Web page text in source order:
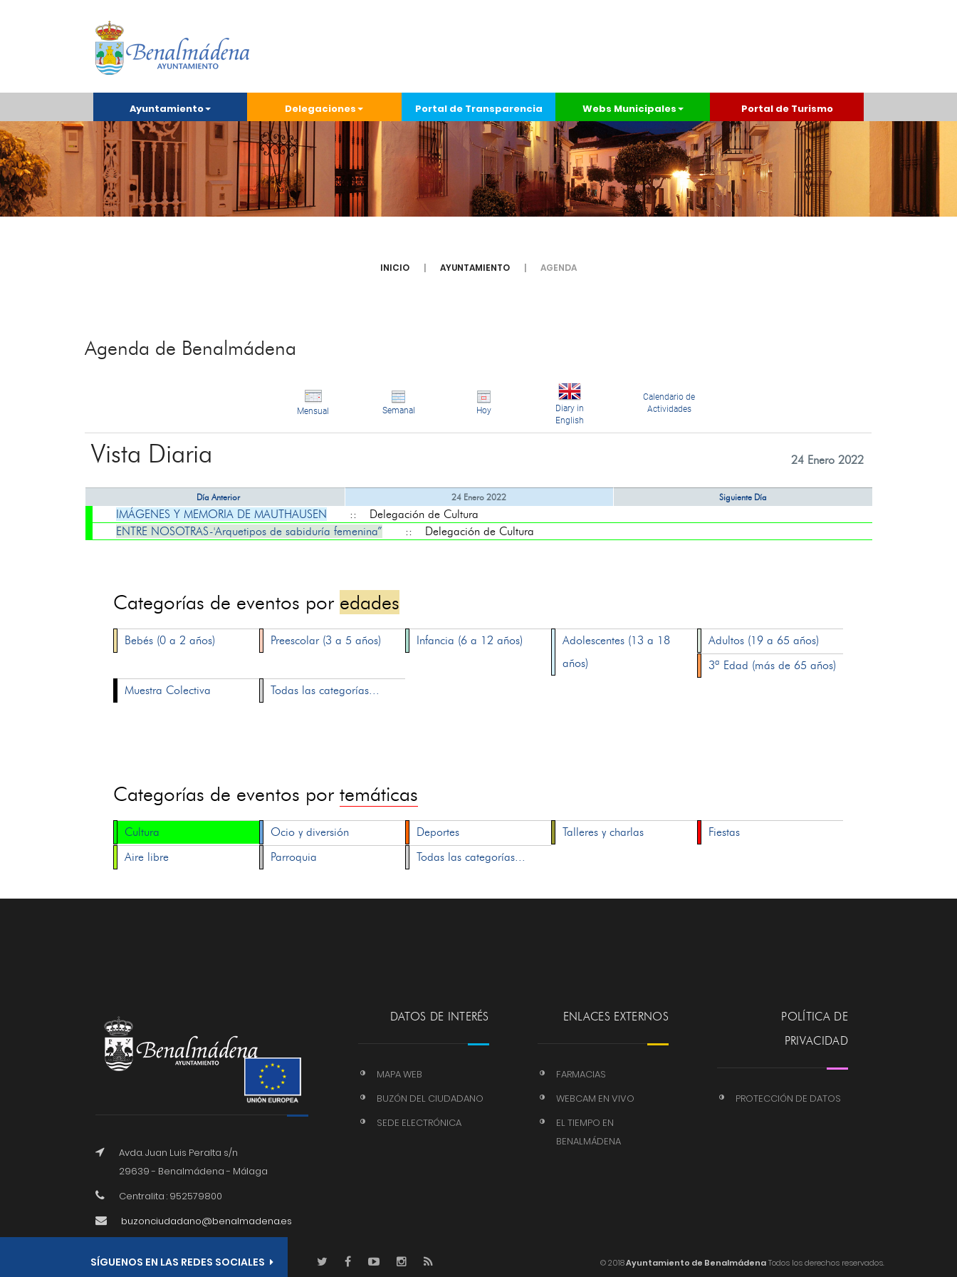
Ayuntamiento Delegaciones Portal de Transparencia Webs Municipales Portal de Turismo
INICIO AYUNTAMIENTO AGENDA
Agenda de Benalmádena
Mensual Semanal Hoy
Diary in
English
Calendario de
Actividades
Vista Diaria 24 Enero 2022
Día Anterior 24 Enero 2022 Siguiente Día
IMÁGENES Y MEMORIA DE MAUTHAUSEN
:: Delegación de Cultura
ENTRE NOSOTRAS-'Arquetipos de sabiduría femenina”
:: Delegación de Cultura
Categorías de eventos por edades
Bebés (0 a 2 años) Preescolar (3 a 5 años) Infancia (6 a 12 años)
Adolescentes (13 a 18
años)
Adultos (19 a 65 años)
3ª Edad (más de 65 años)
Muestra Colectiva
Todas las categorías...
Categorías de eventos portemáticas
Cultura Ocio y diversión Deportes Talleres y charlas
Fiestas
Aire libre
Parroquia Todas las categorías...
Avda. Juan Luis Peralta s/n
29639 - Benalmádena - Málaga
Centralita : 952579800
buzonciudadano@benalmadena.es
DATOS DE INTERÉS
MAPA WEB
BUZÓN DEL CIUDADANO
SEDE ELECTRÓNICA
ENLACES EXTERNOS
FARMACIAS
WEBCAM EN VIVO
EL TIEMPO EN
BENALMÁDENA
POLÍTICA DE
PRIVACIDAD
PROTECCIÓN DE DATOS
SÍGUENOS EN LAS REDES SOCIALES © 2018Ayuntamiento de BenalmádenaTodos los derechos reservados.